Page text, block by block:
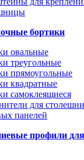
бортики
овальные
треугольные
прямоугольные
квадратные
самоклеящиеся
для
панелей
профили для